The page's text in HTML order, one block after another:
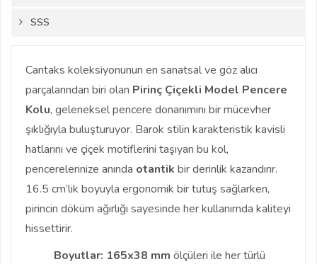
SSS
Cantaks koleksiyonunun en sanatsal ve göz alıcı
parçalarından biri olan Pirinç Çiçekli Model Pencere
Kolu, geleneksel pencere donanımını bir mücevher
şıklığıyla buluşturuyor. Barok stilin karakteristik kavisli
hatlarını ve çiçek motiflerini taşıyan bu kol,
pencerelerinize anında otantik bir derinlik kazandırır.
16.5 cm’lik boyuyla ergonomik bir tutuş sağlarken,
pirincin döküm ağırlığı sayesinde her kullanımda kaliteyi
hissettirir.
Boyutlar: 165x38 mm ölçüleri ile her türlü